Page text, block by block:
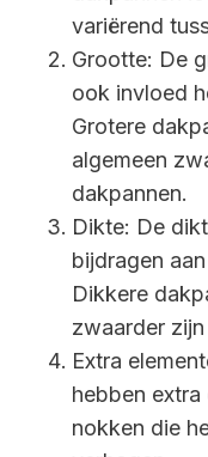
variërend
Grootte: De
ook invloed
Grotere
algemeen
dakpannen.
Dikte: De
bijdragen
Dikkere
zwaarder
Extra
hebben
nokken die